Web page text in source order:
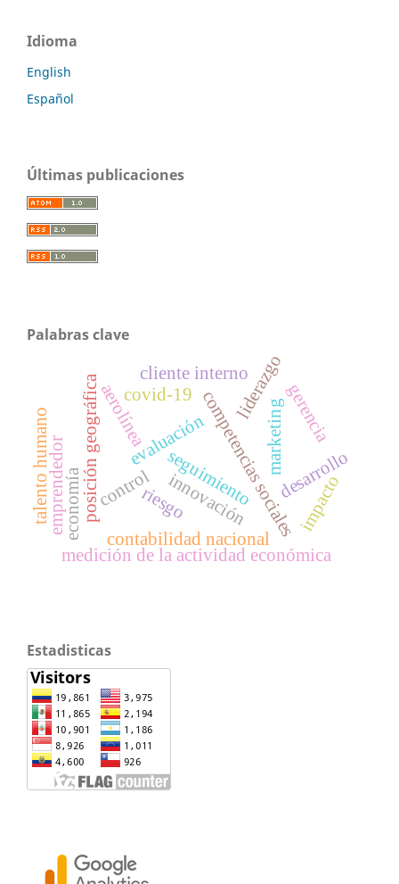
Idioma
English
Español
Últimas publicaciones
Palabras clave
control
evaluación
seguimiento
competencias sociales
innovación
posición geográfica desarrollo
medición de la actividad económica
contabilidad nacional
marketing
aerolíneacovid-19
economía impacto
riesgo
liderazgo
emprendedor
talento humano gerencia
cliente interno
Estadisticas